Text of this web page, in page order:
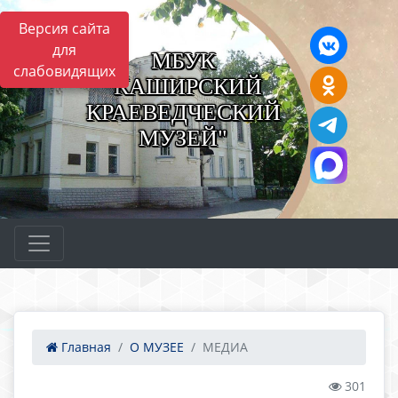
Версия сайта
для
слабовидящих
МБУК
"КАШИРСКИЙ
КРАЕВЕДЧЕСКИЙ
МУЗЕЙ"
Главная О МУЗЕЕ МЕДИА
301